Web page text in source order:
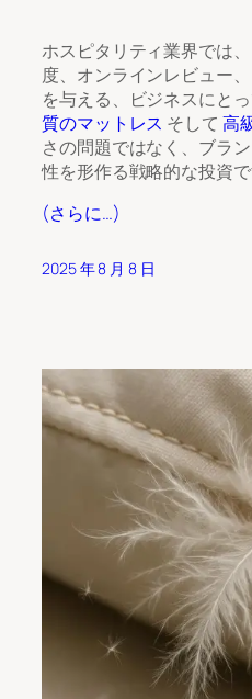
ホスピタリティ業界では、
度、オンラインレビュー
を与える、ビジネスにと
質のマットレス そして 高
さの問題ではなく、ブラ
性を形作る戦略的な投資で
(さらに…)
2025 年 8 月 8 日